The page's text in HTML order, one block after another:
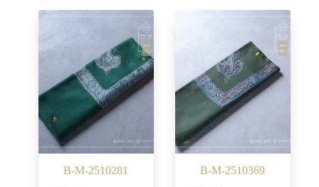
B-M-2510369
B-M-2510281